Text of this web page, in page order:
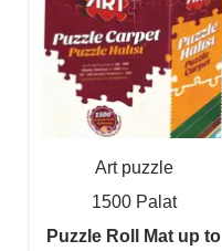
Art puzzle
1500 Palat
Puzzle Roll Mat up to